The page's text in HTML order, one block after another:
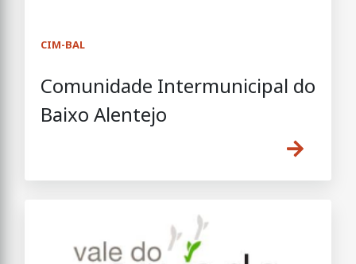
CIM-BAL
Comunidade Intermunicipal do
Baixo Alentejo